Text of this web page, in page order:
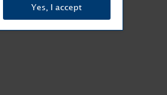
Yes, I accept